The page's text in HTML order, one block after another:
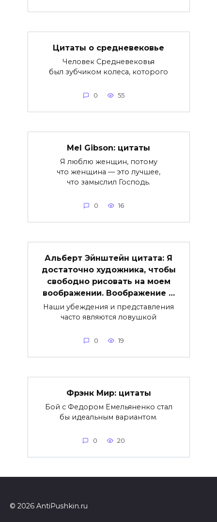
Цитаты о средневековье
Человек Средневековья
был зубчиком колеса, которого
0 55
Mel Gibson: цитаты
Я люблю женщин, потому
что женщина — это лучшее,
что замыслил Господь.
0 16
Альберт Эйнштейн цитата: Я
достаточно художника, чтобы
свободно рисовать на моем
воображении. Воображение …
Наши убеждения и представления
часто являются ловушкой
0 19
Фрэнк Мир: цитаты
Бой с Федором Емельяненко стал
бы идеальным вариантом.
0 20
© 2026 AntiPushkin.ru